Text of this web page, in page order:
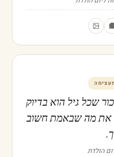
שכל גיל הוא בדיוק
את מה שבאמת חשוב
הולדת